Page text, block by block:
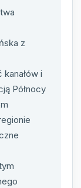
z
i
Północy